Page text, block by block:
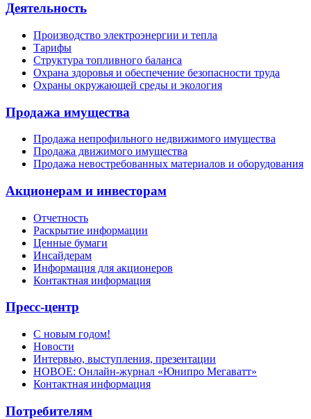
Деятельность
Производство электроэнергии и тепла
Тарифы
Структура топливного баланса
Охрана здоровья и обеспечение безопасности труда
Охраны окружающей среды и экология
Продажа имущества
Продажа непрофильного недвижимого имущества
Продажа движимого имущества
Продажа невостребованных материалов и оборудования
Акционерам и инвесторам
Отчетность
Раскрытие информации
Ценные бумаги
Инсайдерам
Информация для акционеров
Контактная информация
Пресс-центр
С новым годом!
Новости
Интервью, выступления, презентации
НОВОЕ: Онлайн-журнал «Юнипро Мегаватт»
Контактная информация
Потребителям